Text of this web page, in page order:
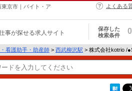
京市｜バイト・ア
よくある
事が探せる求人サイト
保存した
検索条件
0
看護助手・助産師 > 西武柳沢駅 > 株式会社kotrio /